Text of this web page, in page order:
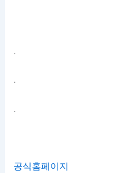
.
.
.
공식홈페이지